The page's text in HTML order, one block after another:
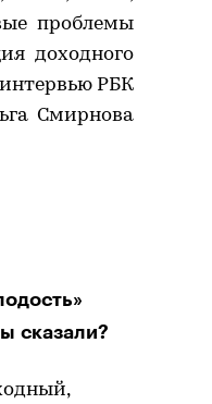
проблемы
доходного
РБК
Смирнова
сказали?